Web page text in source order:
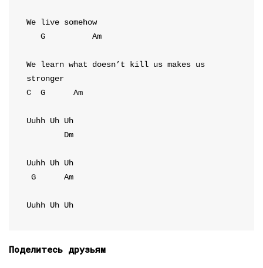
G
Am
We learn what doesn’t kill us makes us
C
G Am
Dm
G
Am
Поделитесь друзьям